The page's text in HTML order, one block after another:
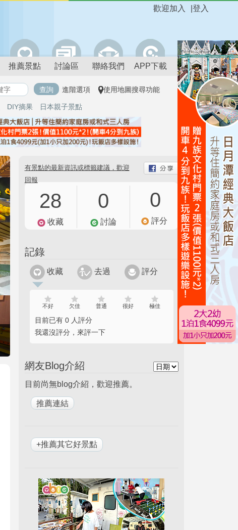
登入
歡迎加入
推薦景點 討論區 聯絡我們 APP下載
進階選項 使用地圖搜尋功能
DIY摘果 日本親子景點
有景點的最新資訊或標籤建議，歡迎
回報
28
收藏
0
討論
0
評分
記錄
收藏 去過 評分
不好 欠佳 普通 很好 極佳
目前已有 0 人評分
我還沒評分，來評一下
網友Blog介紹
目前尚無blog介紹，歡迎推薦。
+推薦其它好景點